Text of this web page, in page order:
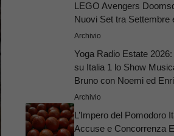
LEGO Avengers
Nuovi Set tra Settembre
Archivio
Yoga Radio Estate
su Italia 1 lo Show
Bruno con Noemi ed
Archivio
L’Impero del Pomodoro
Accuse e Concorrenza